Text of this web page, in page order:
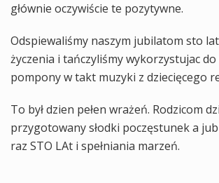
głównie oczywiście te pozytywne.
Odspiewaliśmy naszym jubilatom sto
życzenia i tańczyliśmy wykorzystujac
pompony w takt muzyki z dziecięcego
To był dzien pełen wrażeń. Rodzicom
przygotowany słodki poczęstunek a
raz STO LAt i spełniania marzeń.